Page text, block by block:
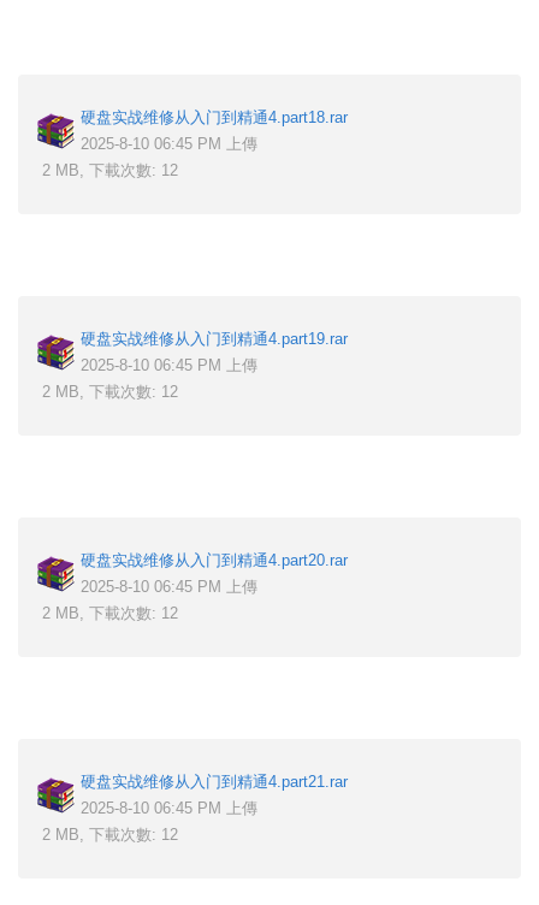
硬盘实战维修从入门到精通4.part18.rar
2025-8-10 06:45 PM 上傳
2 MB, 下載次數: 12
硬盘实战维修从入门到精通4.part19.rar
2025-8-10 06:45 PM 上傳
2 MB, 下載次數: 12
硬盘实战维修从入门到精通4.part20.rar
2025-8-10 06:45 PM 上傳
2 MB, 下載次數: 12
硬盘实战维修从入门到精通4.part21.rar
2025-8-10 06:45 PM 上傳
2 MB, 下載次數: 12